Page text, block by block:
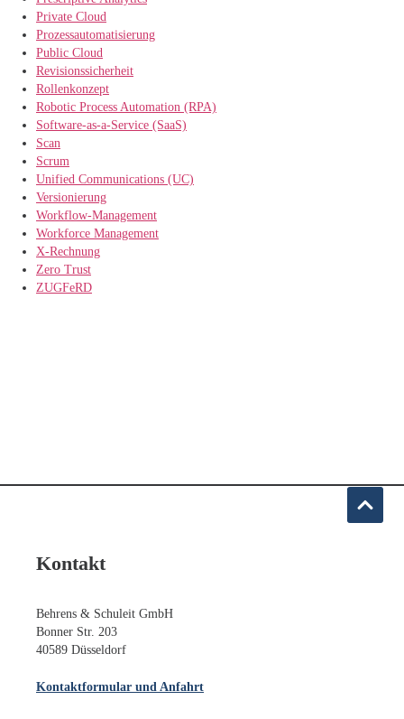
Private Cloud
Prozessautomatisierung
Public Cloud
Revisionssicherheit
Rollenkonzept
Robotic Process Automation (RPA)
Software-as-a-Service (SaaS)
Scan
Scrum
Unified Communications (UC)
Versionierung
Workflow-Management
Workforce Management
X-Rechnung
Zero Trust
ZUGFeRD
Kontakt
Behrens & Schuleit GmbH
Bonner Str. 203
40589 Düsseldorf
Kontaktformular und Anfahrt